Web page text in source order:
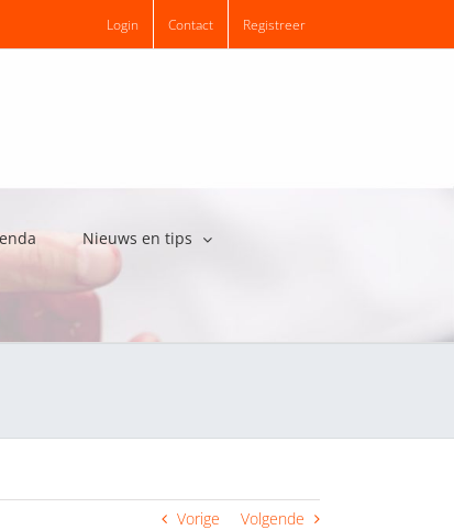
Login Contact Registreer
Nieuws en tips
Vorige Volgende